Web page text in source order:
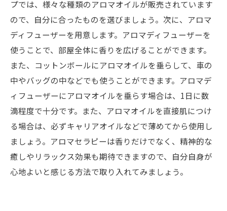
プでは、様々な種類のアロマオイルが販売されています
ので、自分に合ったものを選びましょう。次に、アロマ
ディフューザーを用意します。アロマディフューザーを
使うことで、部屋全体に香りを広げることができます。
また、コットンボールにアロマオイルを垂らして、車の
中やバッグの中などでも使うことができます。アロマデ
ィフューザーにアロマオイルを垂らす場合は、1日に数
滴程度で十分です。また、アロマオイルを直接肌につけ
る場合は、必ずキャリアオイルなどで薄めてから使用し
ましょう。アロマセラピーは香りだけでなく、精神的な
癒しやリラックス効果も期待できますので、自分自身が
心地よいと感じる方法で取り入れてみましょう。